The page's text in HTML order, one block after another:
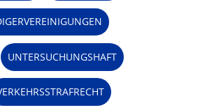
UNTERSUCHUNGSHAFT